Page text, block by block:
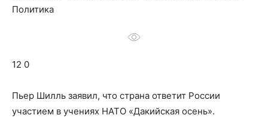
Политика
12 0
Пьер Шилль заявил, что страна ответит России
участием в учениях НАТО «Дакийская осень».